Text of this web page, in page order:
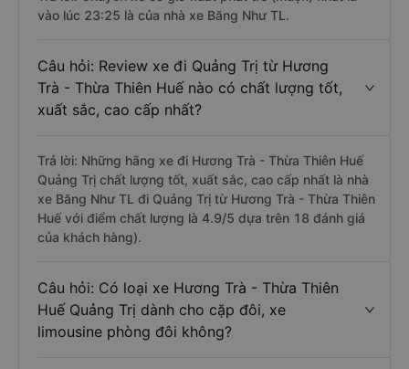
vào lúc 23:25 là của nhà xe Băng Như TL.
Câu hỏi: Review xe đi Quảng Trị từ Hương
Trà - Thừa Thiên Huế nào có chất lượng tốt,
xuất sắc, cao cấp nhất?
Trả lời: Những hãng xe đi Hương Trà - Thừa Thiên Huế
Quảng Trị chất lượng tốt, xuất sắc, cao cấp nhất là nhà
xe Băng Như TL đi Quảng Trị từ Hương Trà - Thừa Thiên
Huế với điểm chất lượng là 4.9/5 dựa trên 18 đánh giá
của khách hàng).
Câu hỏi: Có loại xe Hương Trà - Thừa Thiên
Huế Quảng Trị dành cho cặp đôi, xe
limousine phòng đôi không?